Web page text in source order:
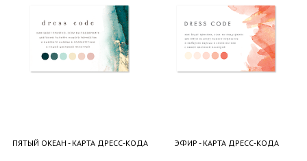
ПЯТЫЙ ОКЕАН - КАРТА ДРЕСС-КОДА ЭФИР - КАРТА ДРЕСС-КОДА